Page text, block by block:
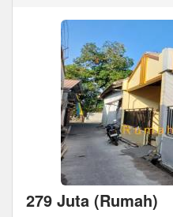
279 Juta (Rumah)